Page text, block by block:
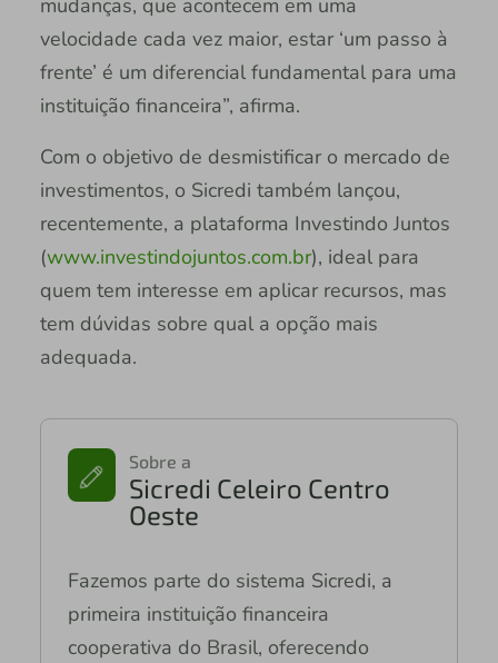
mudanças, que acontecem em uma
velocidade cada vez maior, estar ‘um passo à
frente’ é um diferencial fundamental para uma
instituição financeira”, afirma.
Com o objetivo de desmistificar o mercado de
investimentos, o Sicredi também lançou,
recentemente, a plataforma Investindo Juntos
(www.investindojuntos.com.br), ideal para
quem tem interesse em aplicar recursos, mas
tem dúvidas sobre qual a opção mais
adequada.
Sobre a
Sicredi Celeiro Centro
Oeste
Fazemos parte do sistema Sicredi, a
primeira instituição financeira
cooperativa do Brasil, oferecendo